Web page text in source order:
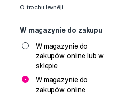
O trochu levněji
W magazynie do zakupu
W magazynie do
zakupów online lub w
sklepie
W magazynie do
zakupów online